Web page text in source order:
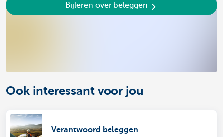
Bijleren over beleggen
Ook interessant voor jou
Verantwoord beleggen